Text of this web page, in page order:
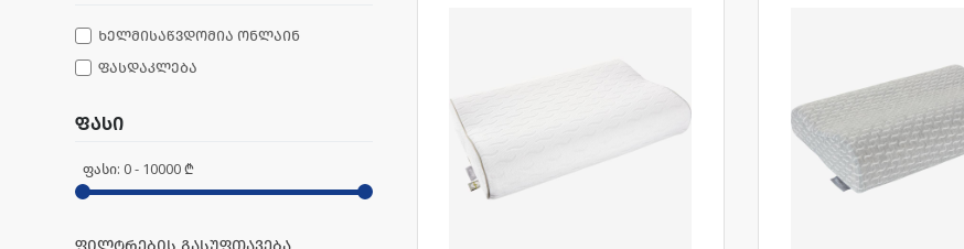
ხელმისაწვდომია ონლაინ
ფასდაკლება
ფასი
ფასი: 0 - 10000 ₾